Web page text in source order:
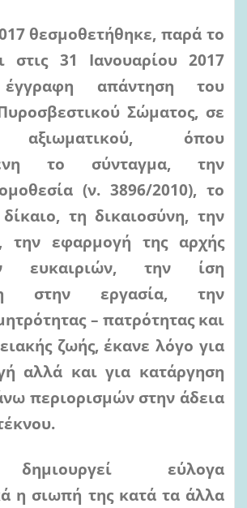
θεσμοθετήθηκε, παρά το
στις 31 Ιανουαρίου 2017
απάντηση του
Σώματος, σε
αξιωματικού, όπου
το σύνταγμα, την
(ν. 3896/2010), το
τη δικαιοσύνη, την
την εφαρμογή της αρχής
ευκαιριών, την ίση
στην εργασία, την
– πατρότητας και
ζωής, έκανε λόγο για
αλλά και για κατάργηση
περιορισμών στην άδεια
εύλογα
η σιωπή της κατά τα άλλα